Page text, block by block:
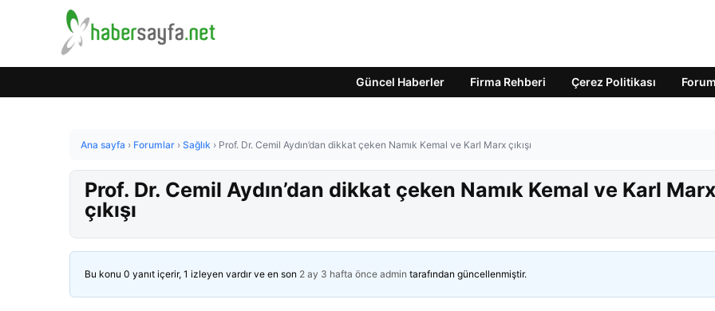
Güncel Haberler Firma Rehberi Çerez Politikası Forum
Ana sayfa › Forumlar › Sağlık › Prof. Dr. Cemil Aydın’dan dikkat çeken Namık Kemal ve Karl Marx çıkışı
Prof. Dr. Cemil Aydın’dan dikkat çeken Namık Kemal ve Karl Marx
çıkışı
Bu konu 0 yanıt içerir, 1 izleyen vardır ve en son 2 ay 3 hafta önce admin tarafından güncellenmiştir.